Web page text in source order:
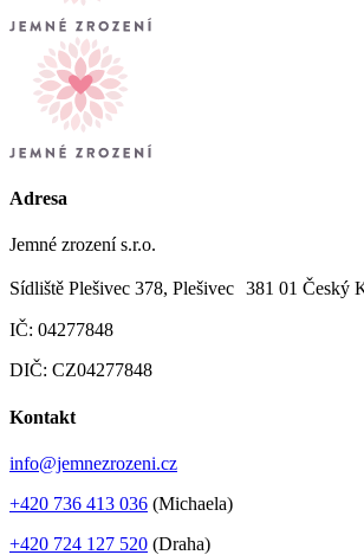
Adresa
Jemné zrození s.r.o.
Sídliště Plešivec 378, Plešivec 381 01 Český
IČ: 04277848
DIČ: CZ04277848
Kontakt
info@jemnezrozeni.cz
+420 736 413 036 (Michaela)
+420 724 127 520 (Draha)